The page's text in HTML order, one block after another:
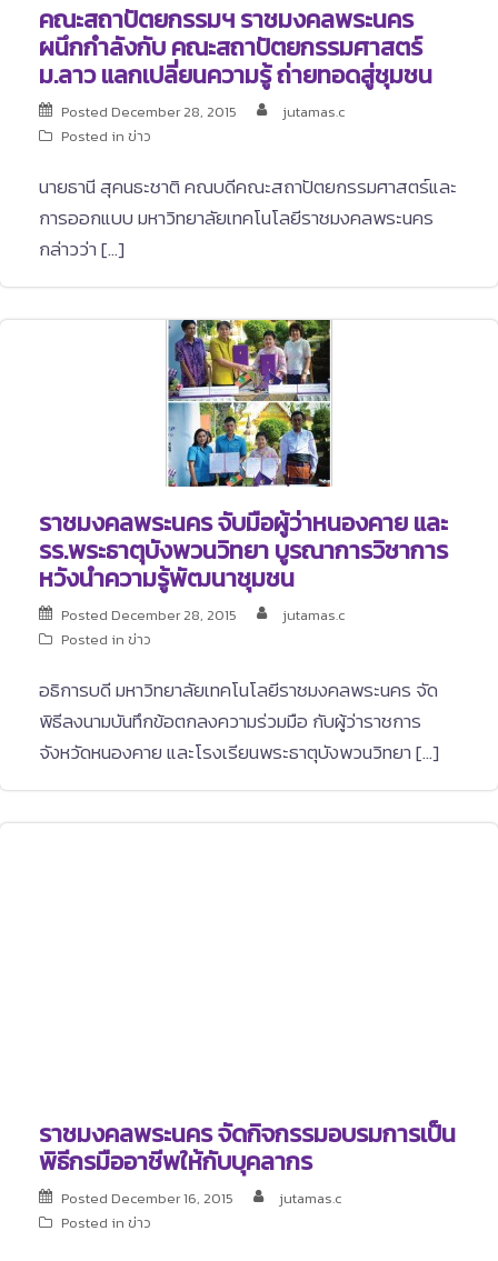
คณะสถาปัตยกรรมฯ ราชมงคลพระนคร
ผนึกกำลังกับ คณะสถาปัตยกรรมศาสตร์
ม.ลาว แลกเปลี่ยนความรู้ ถ่ายทอดสู่ชุมชน
Posted December 28, 2015
jutamas.c
Posted in ข่าว
นายธานี สุคนธะชาติ คณบดีคณะสถาปัตยกรรมศาสตร์และ
การออกแบบ มหาวิทยาลัยเทคโนโลยีราชมงคลพระนคร
กล่าวว่า […]
ราชมงคลพระนคร จับมือผู้ว่าหนองคาย และ
รร.พระธาตุบังพวนวิทยา บูรณาการวิชาการ
หวังนำความรู้พัฒนาชุมชน
Posted December 28, 2015
jutamas.c
Posted in ข่าว
อธิการบดี มหาวิทยาลัยเทคโนโลยีราชมงคลพระนคร จัด
พิธีลงนามบันทึกข้อตกลงความร่วมมือ กับผู้ว่าราชการ
จังหวัดหนองคาย และโรงเรียนพระธาตุบังพวนวิทยา […]
ราชมงคลพระนคร จัดกิจกรรมอบรมการเป็น
พิธีกรมืออาชีพให้กับบุคลากร
Posted December 16, 2015
jutamas.c
Posted in ข่าว